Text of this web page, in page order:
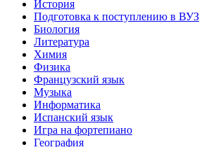
История
Подготовка к поступлению в ВУЗ
Биология
Литература
Химия
Физика
Французский язык
Музыка
Информатика
Испанский язык
Игра на фортепиано
География